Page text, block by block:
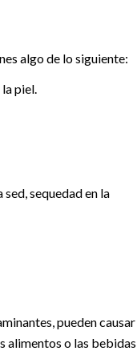
algo de lo siguiente:
piel.
sequedad en la
pueden causar
alimentos o las bebidas